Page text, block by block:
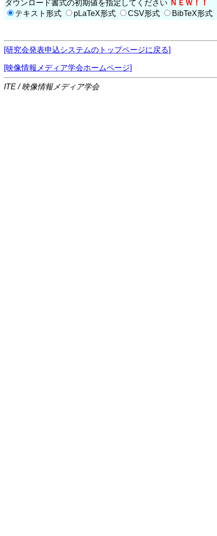
ダウンロード書式の初期値を指定してください ＮＥＷ！！
テキスト形式
pLaTeX形式 CSV形式 BibTeX形式
[研究会発表申込システムのトップページに戻る]
[映像情報メディア学会ホームページ]
ITE / 映像情報メディア学会